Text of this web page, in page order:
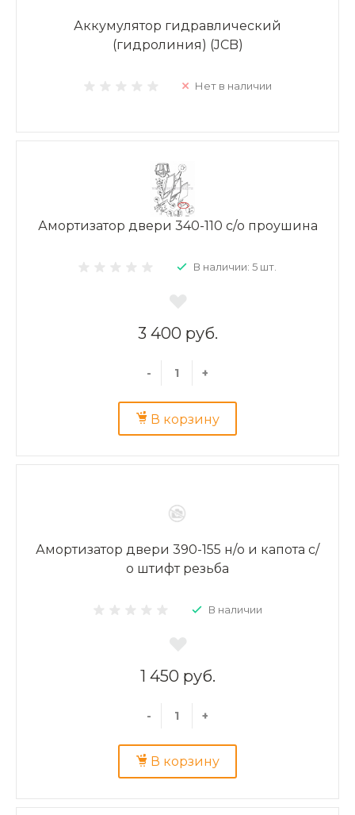
Аккумулятор гидравлический
(гидролиния) (JCB)
Нет в наличии
Амортизатор двери 340-110 с/о проушина
В наличии: 5 шт.
3 400 руб.
- +
В корзину
Амортизатор двери 390-155 н/о и капота с/
о штифт резьба
В наличии
1 450 руб.
- +
В корзину